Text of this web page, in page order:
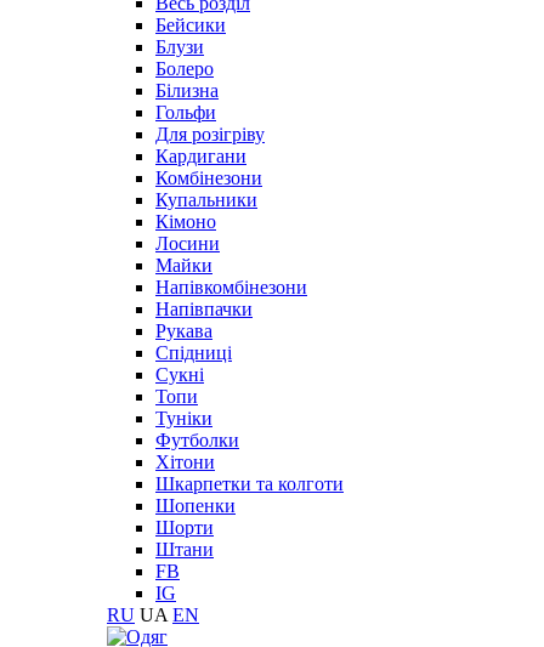
Бейсики
Блузи
Болеро
Білизна
Гольфи
Для розігріву
Кардигани
Комбінезони
Купальники
Кімоно
Лосини
Майки
Напівкомбінезони
Напівпачки
Рукава
Спідниці
Сукні
Топи
Туніки
Футболки
Хітони
Шкарпетки та колготи
Шопенки
Шорти
Штани
FB
IG
RU UA EN